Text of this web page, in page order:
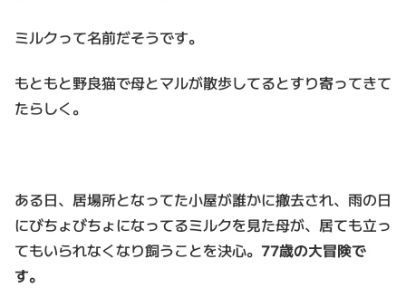
ミルクって名前だそうです。
もともと野良猫で母とマルが散歩してるとすり寄ってきて
たらしく。
ある日、居場所となってた小屋が誰かに撤去され、雨の日
にびちょびちょになってるミルクを見た母が、居ても立っ
てもいられなくなり飼うことを決心。 77歳の大冒険で
す。